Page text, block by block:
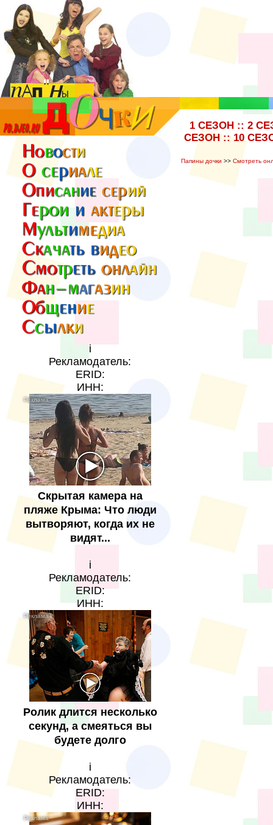
i
Рекламодатель:
ERID:
ИНН:
Скрытая камера на
пляже Крыма: Что люди
вытворяют, когда их не
видят...
i
Рекламодатель:
ERID:
ИНН:
Ролик длится несколько
секунд, а смеяться вы
будете долго
i
Рекламодатель:
ERID:
ИНН:
1 СЕЗОН:: 2
СЕЗОН ::10
Папины дочки >> Смотреть